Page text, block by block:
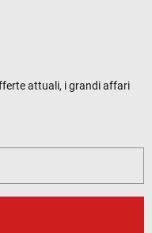
attuali, i grandi affari